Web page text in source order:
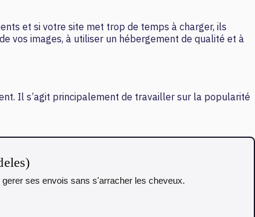
et si votre site met trop de temps à charger, ils
vos images, à utiliser un hébergement de qualité et à
Il s’agit principalement de travailler sur la popularité
ses envois sans s'arracher les cheveux.